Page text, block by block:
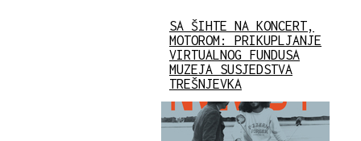
SA ŠIHTE NA KONCERT,
MOTOROM: PRIKUPLJANJE
VIRTUALNOG FUNDUSA
MUZEJA SUSJEDSTVA
TREŠNJEVKA